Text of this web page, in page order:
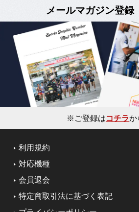
メールマガジン登録
※ご登録はコチラか
利用規約
対応機種
会員退会
特定商取引法に基づく表記